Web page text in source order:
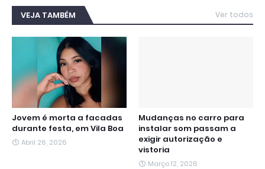
e
b
o
t
t
e
t
A
p
r
n
e
d
VEJA TAMBÉM Ver todos
Jovem é morta a facadas
durante festa, em Vila Boa
Abril 26, 2026
Mudanças no carro para
instalar som passam a
exigir autorização e
vistoria
Março 12, 2026